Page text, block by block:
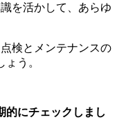
を活かして、あらゆ
検とメンテナンスの
う。
的にチェックしまし